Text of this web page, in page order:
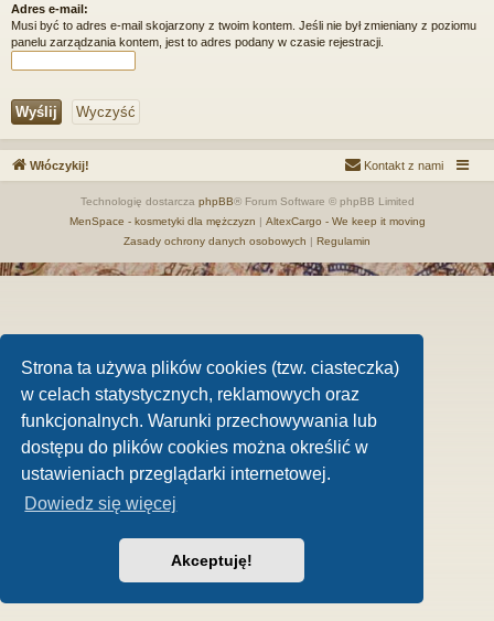
Strona ta używa plików cookies (tzw. ciasteczka)
w celach statystycznych, reklamowych oraz
funkcjonalnych. Warunki przechowywania lub
dostępu do plików cookies można określić w
ustawieniach przeglądarki internetowej.
Dowiedz się więcej
Akceptuję!
Adres e-mail:
Musi być to adres e-mail skojarzony z twoim kontem. Jeśli nie był zmieniany z poziomu
panelu zarządzania kontem, jest to adres podany w czasie rejestracji.
Włóczykij! Kontakt z nami
Technologię dostarcza phpBB® Forum Software © phpBB Limited
MenSpace - kosmetyki dla mężczyzn | AltexCargo - We keep it moving
Zasady ochrony danych osobowych | Regulamin